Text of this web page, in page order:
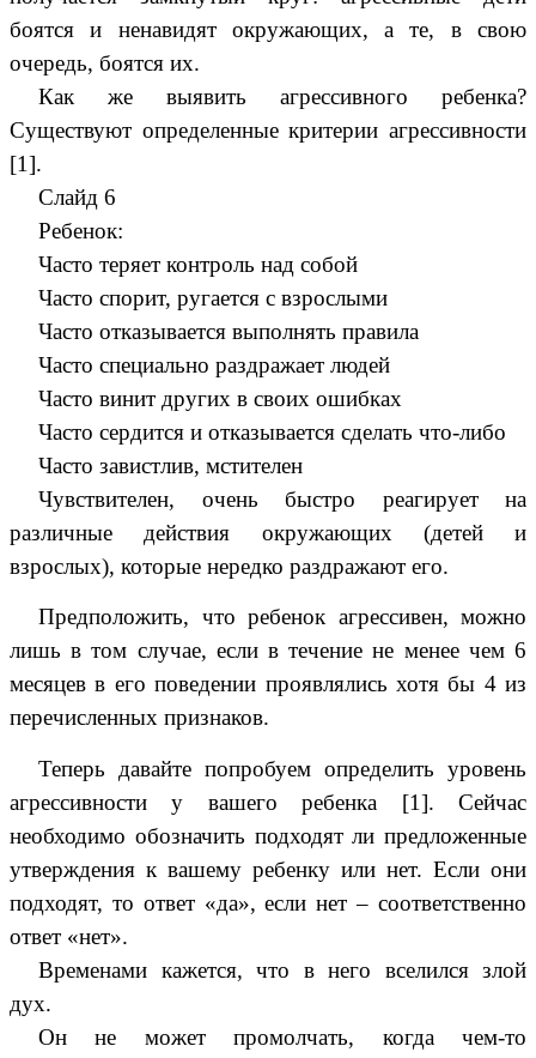
боятся и ненавидят окружающих, а те, в свою
очередь, боятся их.
Как же выявить агрессивного ребенка?
Существуют определенные критерии агрессивности
[1].
Слайд 6
Ребенок:
Часто теряет контроль над собой
Часто спорит, ругается с взрослыми
Часто отказывается выполнять правила
Часто специально раздражает людей
Часто винит других в своих ошибках
Часто сердится и отказывается сделать что-либо
Часто завистлив, мстителен
Чувствителен, очень быстро реагирует на
различные действия окружающих (детей и
взрослых), которые нередко раздражают его.
Предположить, что ребенок агрессивен, можно
лишь в том случае, если в течение не менее чем 6
месяцев в его поведении проявлялись хотя бы 4 из
перечисленных признаков.
Теперь давайте попробуем определить уровень
агрессивности у вашего ребенка [1]. Сейчас
необходимо обозначить подходят ли предложенные
утверждения к вашему ребенку или нет. Если они
подходят, то ответ «да», если нет – соответственно
ответ «нет».
Временами кажется, что в него вселился злой
дух.
Он не может промолчать, когда чем-то